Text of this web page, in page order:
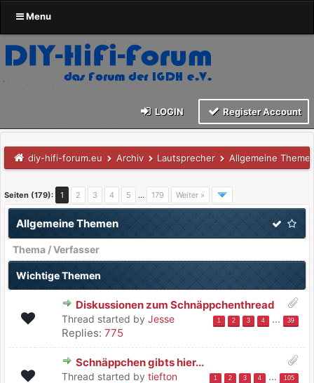
Menu
LOGIN Register Account
diy-hifi-forum.eu Archiv Lautsprecher Allgemeine
Seiten (179): 1 2 3 4 5 … 179 Weiter »
Allgemeine Themen
Thema /Verfasser
Wichtige Themen
Diskussionen zum Schnäppchenthread
Thread started by Jesse 1 2 3 4 ... 39
Replies: 775
Schnäppchen gibts hier...
Thread started by tiefton 1 2 3 4 ... 105